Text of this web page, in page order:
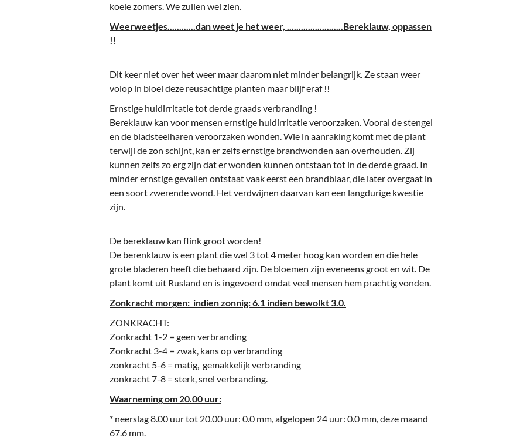
koele zomers. We zullen wel zien.
Weerweetjes............dan weet je het weer, ........................Bereklauw, oppassen
!!
Dit keer niet over het weer maar daarom niet minder belangrijk. Ze staan weer
volop in bloei deze reusachtige planten maar blijf eraf !!
Ernstige huidirritatie tot derde graads verbranding !
Bereklauw kan voor mensen ernstige huidirritatie veroorzaken. Vooral de stengel
en de bladsteelharen veroorzaken wonden. Wie in aanraking komt met de plant
terwijl de zon schijnt, kan er zelfs ernstige brandwonden aan overhouden. Zij
kunnen zelfs zo erg zijn dat er wonden kunnen ontstaan tot in de derde graad. In
minder ernstige gevallen ontstaat vaak eerst een brandblaar, die later overgaat in
een soort zwerende wond. Het verdwijnen daarvan kan een langdurige kwestie
zijn.
De bereklauw kan flink groot worden!
De berenklauw is een plant die wel 3 tot 4 meter hoog kan worden en die hele
grote bladeren heeft die behaard zijn. De bloemen zijn eveneens groot en wit. De
plant komt uit Rusland en is ingevoerd omdat veel mensen hem prachtig vonden.
Zonkracht morgen: indien zonnig: 6.1 indien bewolkt 3.0.
ZONKRACHT:
Zonkracht 1-2 = geen verbranding
Zonkracht 3-4 = zwak, kans op verbranding
zonkracht 5-6 = matig, gemakkelijk verbranding
zonkracht 7-8 = sterk, snel verbranding.
Waarneming om 20.00 uur:
* neerslag 8.00 uur tot 20.00 uur: 0.0 mm, afgelopen 24 uur: 0.0 mm, deze maand
67.6 mm.